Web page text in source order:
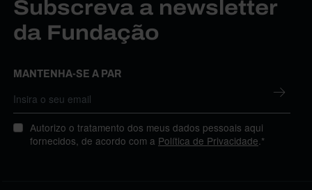
Subscreva a newsletter
da Fundação
MANTENHA-SE A PAR
Autorizo o tratamento dos meus dados pessoais aqui
fornecidos, de acordo com a Política de Privacidade.*